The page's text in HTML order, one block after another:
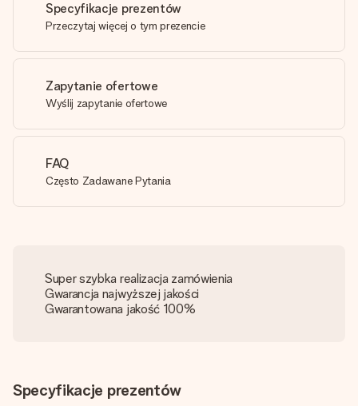
Specyfikacje prezentów
Przeczytaj więcej o tym prezencie
Zapytanie ofertowe
Wyślij zapytanie ofertowe
FAQ
Często Zadawane Pytania
Super szybka realizacja zamówienia
Gwarancja najwyższej jakości
Gwarantowana jakość 100%
Specyfikacje prezentów